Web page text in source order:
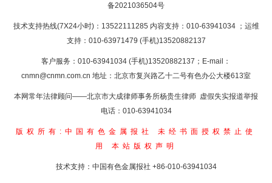
备2021036504号
技术支持热线(7X24小时)：13522111285 内容支持：010-63941034 ；运维
支持：010-63971479 (手机)13520882137
客户服务：010-63941034 (手机)13520882137；E-mail：
cnmn@cnmn.com.cn 地址：北京市复兴路乙十二号有色办公大楼613室
本网常年法律顾问——北京市大成律师事务所杨贵生律师 虚假失实报道举报
电话：010-63941034
版权所有:中国有色金属报社
未经书面授权禁止使
用 本站版权声明
技术支持：中国有色金属报社 +86-010-63941034